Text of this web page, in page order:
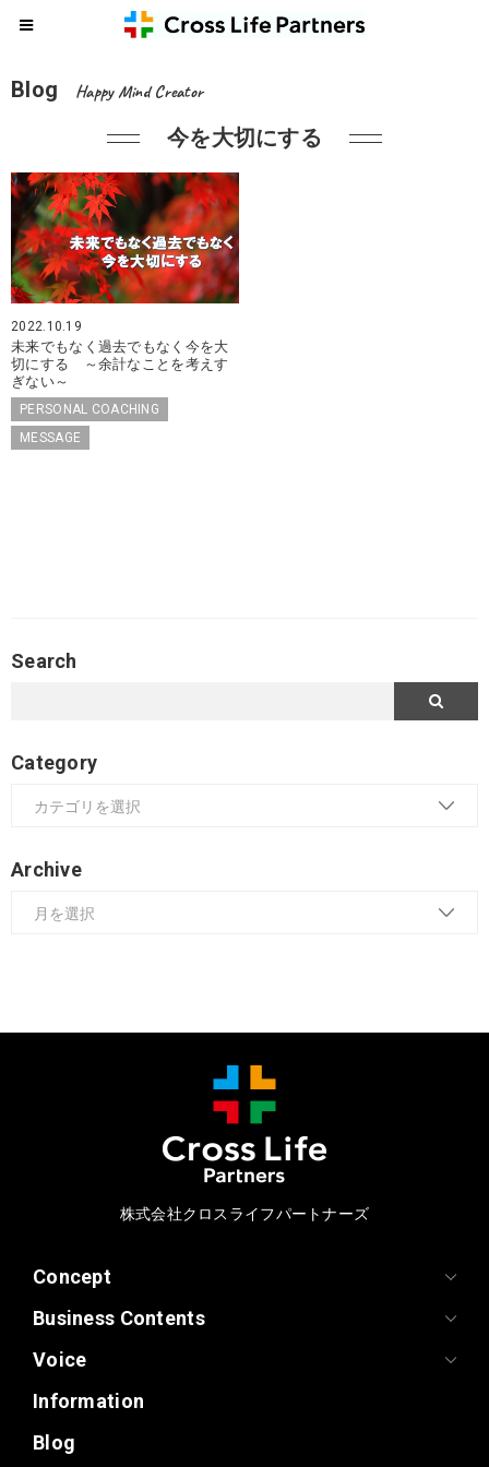
Blog Happy Mind Creator
今を大切にする
2022.10.19
未来でもなく過去でもなく今を大
切にする ～余計なことを考えす
ぎない～
PERSONAL COACHING
MESSAGE
Search
Category
Archive
株式会社クロスライフパートナーズ
Concept
Business Contents
Voice
Information
Blog